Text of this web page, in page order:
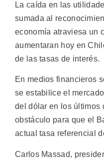
La caída en las
sumada al
economía atraviesa un
aumentaran hoy en
de las tasas de interés.
En medios financieros
se estabilice el
del dólar en los últimos
obstáculo para que el
actual tasa referencial
Carlos Massad,